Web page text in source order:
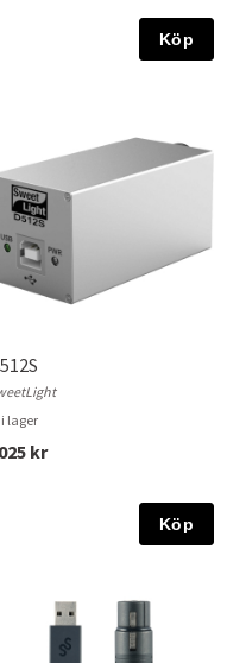
Köp
i lager
kr
Köp